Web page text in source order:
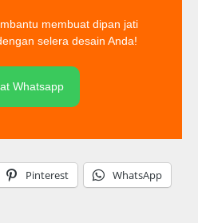
membuat dipan jati
selera desain Anda!
Whatsapp
Pinterest WhatsApp